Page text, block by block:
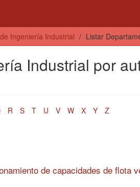
Ingeniería Industrial Listar
Industrial por
R S T U V W X Y
Z
de capacidades de flota